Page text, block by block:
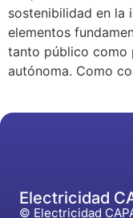
sostenibilidad en la
elementos
tanto público como
autónoma. Como
Electricidad
© Electricidad